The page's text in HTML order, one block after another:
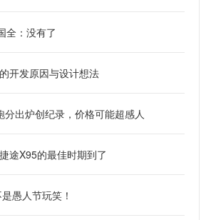
全：没有了
开发原因与设计想法
出炉创纪录，价格可能超感人
途X95的最佳时期到了
愚人节玩笑！